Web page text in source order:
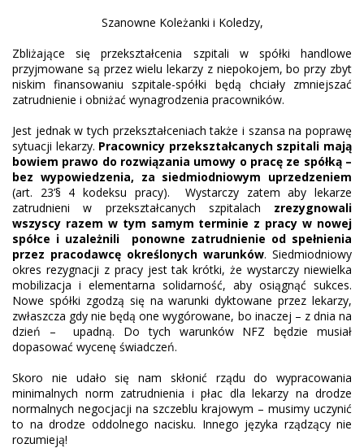
Szanowne Koleżanki i Koledzy,
Zbliżające się przekształcenia szpitali w spółki handlowe
przyjmowane są przez wielu lekarzy z niepokojem, bo przy zbyt
niskim finansowaniu szpitale-spółki będą chciały zmniejszać
zatrudnienie i obniżać wynagrodzenia pracowników.
Jest jednak w tych przekształceniach także i szansa na poprawę
sytuacji lekarzy. Pracownicy przekształcanych szpitali mają
bowiem prawo do rozwiązania umowy o pracę ze spółką –
bez wypowiedzenia, za siedmiodniowym uprzedzeniem
(art. 23’§ 4 kodeksu pracy).
Wystarczy zatem aby lekarze
zatrudnieni w przekształcanych szpitalach zrezygnowali
wszyscy razem w tym samym terminie z pracy w nowej
spółce i uzależnili
ponowne zatrudnienie od spełnienia
przez pracodawcę określonych warunków. Siedmiodniowy
okres rezygnacji z pracy jest tak krótki, że wystarczy niewielka
mobilizacja i elementarna solidarność, aby osiągnąć sukces.
Nowe spółki zgodzą się na warunki dyktowane przez lekarzy,
zwłaszcza gdy nie będą one wygórowane, bo inaczej – z dnia na
dzień –
upadną. Do tych warunków NFZ będzie musiał
dopasować wycenę świadczeń.
Skoro nie udało się nam skłonić rządu do wypracowania
minimalnych norm zatrudnienia i płac dla lekarzy na drodze
normalnych negocjacji na szczeblu krajowym – musimy uczynić
to na drodze oddolnego nacisku. Innego języka rządzący nie
rozumieją!